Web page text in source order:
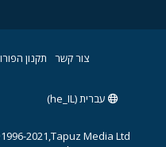
צור קשר תקנון
עברית (he_IL)
2021,Tapuz Media Ltd.